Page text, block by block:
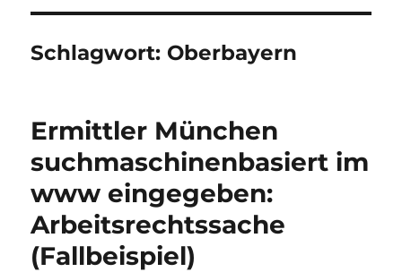
Schlagwort: Oberbayern
Ermittler München
suchmaschinenbasiert im
www eingegeben:
Arbeitsrechtssache
(Fallbeispiel)